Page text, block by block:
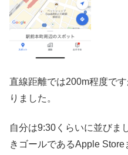
直線距離では200m程度で
りました。
自分は9:30くらいに並びま
きゴールであるApple